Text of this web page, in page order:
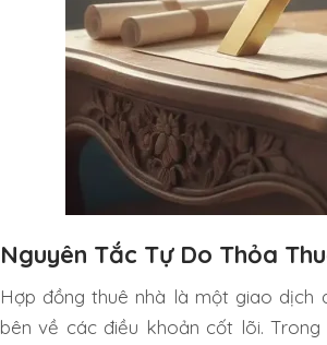
Nguyên Tắc Tự Do Thỏa
Hợp đồng thuê nhà là một giao
bên về các điều khoản cốt lõi. Trong